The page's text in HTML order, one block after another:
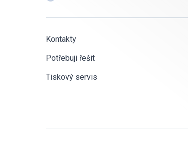
Kontakty
Potřebuji řešit
Tiskový servis